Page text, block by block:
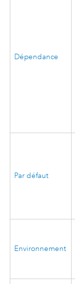
Dépendance
Par défaut
Environnement